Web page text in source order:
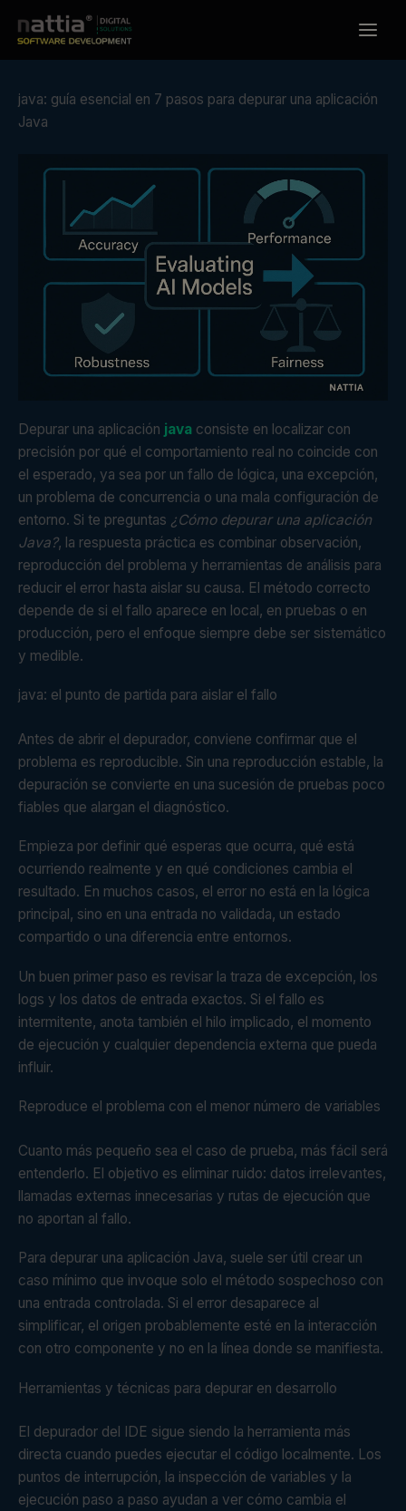
contenido
java: guía esencial en 7 pasos para depurar una aplicación
Java
Depurar una aplicación java consiste en localizar con
precisión por qué el comportamiento real no coincide con
el esperado, ya sea por un fallo de lógica, una excepción,
un problema de concurrencia o una mala configuración de
entorno. Si te preguntas ¿Cómo depurar una aplicación
Java?, la respuesta práctica es combinar observación,
reproducción del problema y herramientas de análisis para
reducir el error hasta aislar su causa. El método correcto
depende de si el fallo aparece en local, en pruebas o en
producción, pero el enfoque siempre debe ser sistemático
y medible.
java: el punto de partida para aislar el fallo
Antes de abrir el depurador, conviene confirmar que el
problema es reproducible. Sin una reproducción estable, la
depuración se convierte en una sucesión de pruebas poco
fiables que alargan el diagnóstico.
Empieza por definir qué esperas que ocurra, qué está
ocurriendo realmente y en qué condiciones cambia el
resultado. En muchos casos, el error no está en la lógica
principal, sino en una entrada no validada, un estado
compartido o una diferencia entre entornos.
Un buen primer paso es revisar la traza de excepción, los
logs y los datos de entrada exactos. Si el fallo es
intermitente, anota también el hilo implicado, el momento
de ejecución y cualquier dependencia externa que pueda
influir.
Reproduce el problema con el menor número de variables
Cuanto más pequeño sea el caso de prueba, más fácil será
entenderlo. El objetivo es eliminar ruido: datos irrelevantes,
llamadas externas innecesarias y rutas de ejecución que
no aportan al fallo.
Para depurar una aplicación Java, suele ser útil crear un
caso mínimo que invoque solo el método sospechoso con
una entrada controlada. Si el error desaparece al
simplificar, el origen probablemente esté en la interacción
con otro componente y no en la línea donde se manifiesta.
Herramientas y técnicas para depurar en desarrollo
El depurador del IDE sigue siendo la herramienta más
directa cuando puedes ejecutar el código localmente. Los
puntos de interrupción, la inspección de variables y la
ejecución paso a paso ayudan a ver cómo cambia el